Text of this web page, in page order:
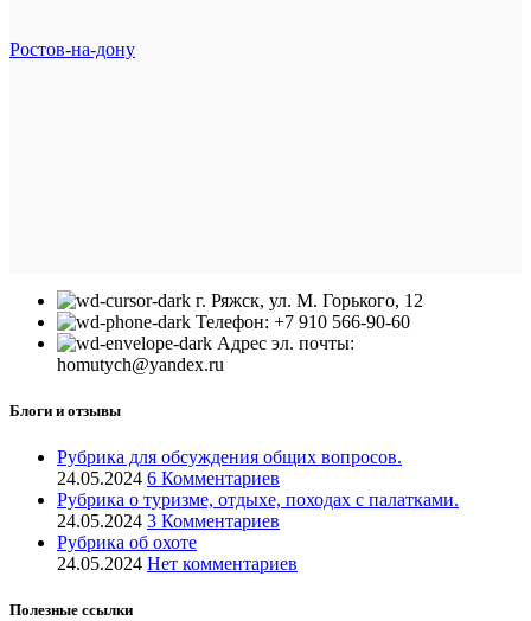
Ростов-на-дону
г. Ряжск, ул. М. Горького, 12
Телефон: +7 910 566-90-60
Адрес эл. почты:
homutych@yandex.ru
Блоги и отзывы
Рубрика для обсуждения общих вопросов.
24.05.2024 6 Комментариев
Рубрика о туризме, отдыхе, походах с палатками.
24.05.2024 3 Комментариев
Рубрика об охоте
24.05.2024 Нет комментариев
Полезные ссылки